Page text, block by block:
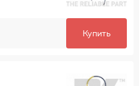
Купить